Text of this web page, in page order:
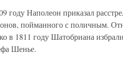
году Наполеон приказал
пойманного с поличным.
в 1811 году Шатобриана
Шенье.